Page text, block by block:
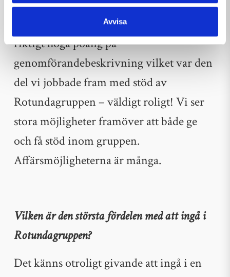
Avvisa
anbud. Vi kom på andra plats och vann
därmed en del av uppdraget. Vi hade
riktigt höga poäng på
genomförandebeskrivning vilket var den
del vi jobbade fram med stöd av
Rotundagruppen – väldigt roligt! Vi ser
stora möjligheter framöver att både ge
och få stöd inom gruppen.
Affärsmöjligheterna är många.
Vilken är den största fördelen med att ingå i
Rotundagruppen?
Det känns otroligt givande att ingå i en